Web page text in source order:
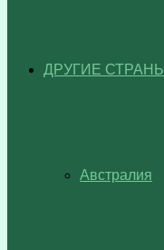
ДРУГИЕ СТРАНЫ
Австралия